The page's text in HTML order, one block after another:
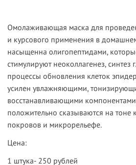
Омолаживающая маска для
и курсового применения в
насыщенна олигопептидами,
стимулируют неоколлагенез, синтез
процессы обновления клеток
усилен увлажняющими,
восстанавливающими
положительно сказываются на тоне
покровов и микрорельефе.
Цена:
1 штука- 250 рублей